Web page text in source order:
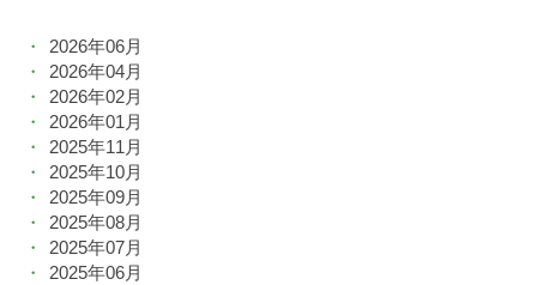
2026年06月
2026年04月
2026年02月
2026年01月
2025年11月
2025年10月
2025年09月
2025年08月
2025年07月
2025年06月